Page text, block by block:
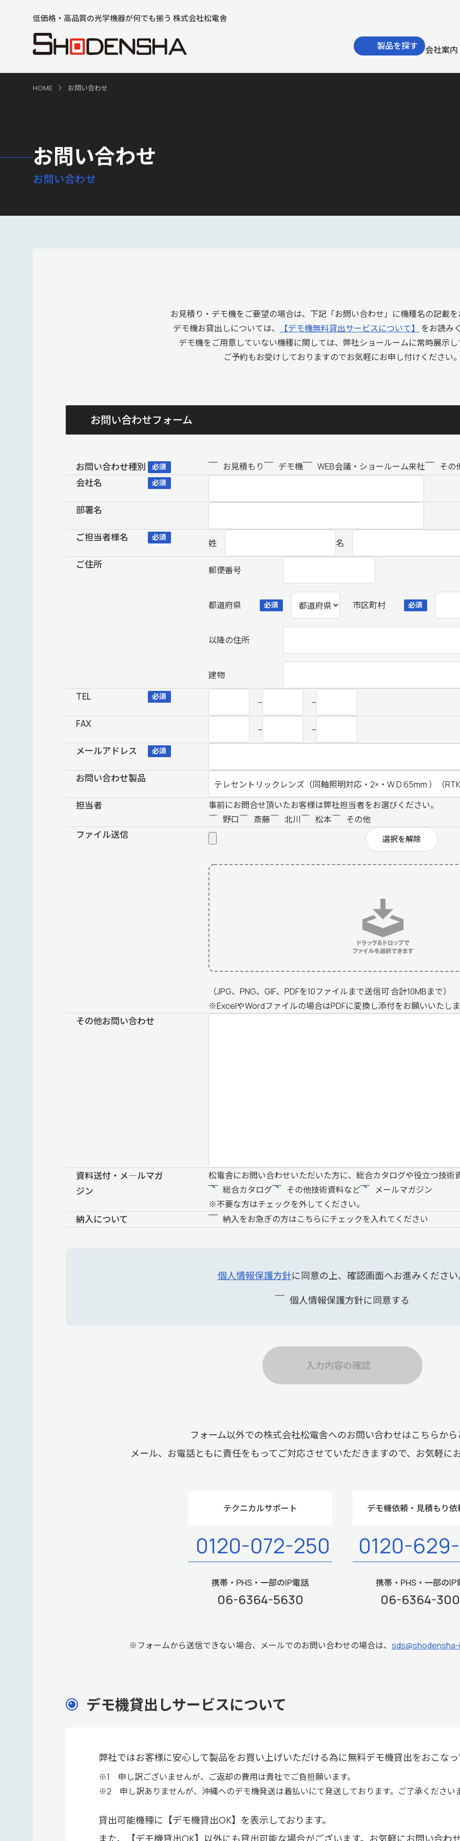
低価格・高品質の光学機器が何でも揃う 株式会社松電舎
製品を探す 会社案内
HOME お問い合わせ
お問い合わせ
お問い合わせ
お見積り・デモ機をご要望の場合は、下記「お問い合わせ」に機種名の記載
デモ機お貸出しについては、
【デモ機無料貸出サービスについて】
をお読み
デモ機をご用意していない機種に関しては、弊社ショールームに常時展示し
ご予約もお受けしておりますのでお気軽にお申し付けください
お問い合わせフォーム
お問い合わせ種別 必須 お見積もり デモ機 WEB会議・ショールーム来社 その
会社名 必須
部署名
ご担当者様名 必須
姓 名
ご住所 郵便番号
都道府県 必須 市区町村 必須
以降の住所
建物
TEL 必須
– –
FAX – –
メールアドレス 必須
お問い合わせ製品
担当者
事前にお問合せ頂いたお客様は弊社担当者をお選びください。
野口
斎藤 北川 松本 その他
ファイル送信 選択を解除
（JPG、PNG、GIF、PDFを10ファイルまで送信可 合計10MBまで）
※ExcelやWordファイルの場合はPDFに変換し添付をお願いいたし
その他お問い合わせ
資料送付・メ―ルマガ
ジン
松電舎にお問い合わせいただいた方に、総合カタログや役立つ技術
総合カタログ
その他技術資料など
メールマガジン
※不要な方はチェックを外してください。
納入について 納入をお急ぎの方はこちらにチェックを入れてください
個人情報保護方針に同意の上、確認画面へお進みください
個人情報保護方針に同意する
入力内容の確認
フォーム以外での株式会社松電舎へのお問い合わせはこちらか
メール、お電話ともに責任をもってご対応させていただきますので、お気軽に
テクニカルサポート
0120-072-250
携帯・PHS・一部のIP電話
06-6364-5630
デモ機依頼・見積もり依
0120-
携帯・PHS・一部のIP
06-6364-
※フォームから送信できない場合、メールでのお問い合わせの場合は、
デモ機貸出しサービスについて
弊社ではお客様に安心して製品をお買い上げいただける為に無料デモ機貸出をおこな
※1 申し訳ございませんが、ご返却の費用は貴社でご負担願います。
※2 申し訳ありませんが、沖縄へのデモ機発送は着払いにて発送しております。ご了承ください
貸出可能機種に【デモ機貸出OK】を表示しております。
また、【デモ機貸出OK】以外にも貸出可能な場合がございます。お気軽にお問い合わ